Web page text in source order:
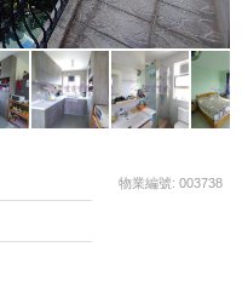
物業編號: 003738